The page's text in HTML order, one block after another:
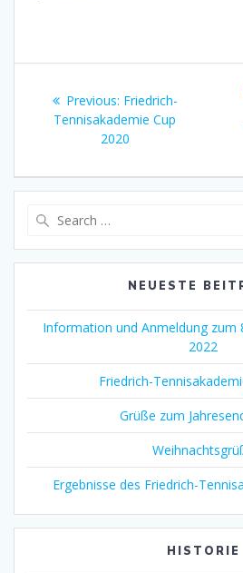
Previous: Previous
post:
Friedrich-
Tennisakademie Cup
2020
NEUESTE
Information und Anmeldung zum
2022
Friedrich-
Grüße zum
Ergebnisse des Friedrich-
HISTORIE